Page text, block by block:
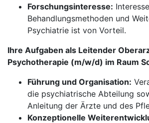
Forschungsinteresse:
Behandlungsmethoden und
Psychiatrie ist von Vorteil.
Ihre Aufgaben als Leitender
Psychotherapie (m/w/d) im Raum
Führung und Organisation:
die psychiatrische Abteilung
Anleitung der Ärzte und des
Konzeptionelle